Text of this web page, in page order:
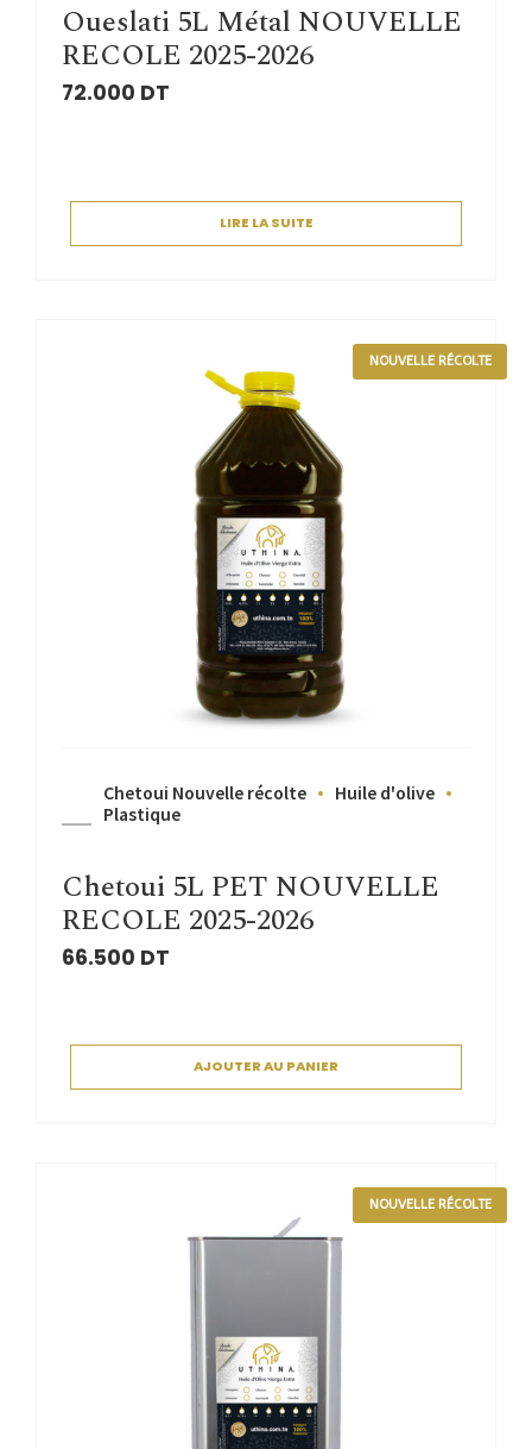
Oueslati 5L Métal NOUVELLE
RECOLE 2025-2026
72.000 DT
LIRE LA SUITE
NOUVELLE RÉCOLTE
Chetoui Nouvelle récolte
Huile d'olive
Plastique
Chetoui 5L PET NOUVELLE
RECOLE 2025-2026
66.500 DT
AJOUTER AU PANIER
NOUVELLE RÉCOLTE